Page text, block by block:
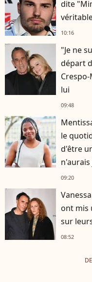
dite
10:16
"Je ne
départ
lui
09:48
le
d'être
09:20
ont mis
sur
08:52